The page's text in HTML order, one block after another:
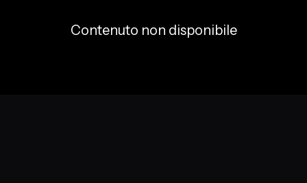
Contenuto non disponibile